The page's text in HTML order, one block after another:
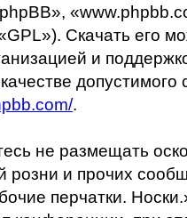
Скачать его
и
.
не размещать
розни и прочих
перчатки.